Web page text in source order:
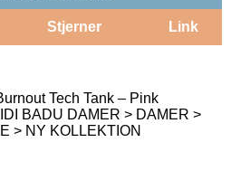
Stjerner Link
Tech Tank – Pink
BADU DAMER > DAMER >
> NY KOLLEKTION